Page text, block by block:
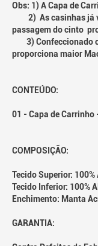
Obs: 1) A Capa de
2) As casinhas já
passagem do cinto
3) Confeccionado
proporciona maior
CONTEÚDO:
01 - Capa de Carrinho
COMPOSIÇÃO:
Tecido Superior:
Tecido Inferior: 100%
Enchimento: Manta
GARANTIA: